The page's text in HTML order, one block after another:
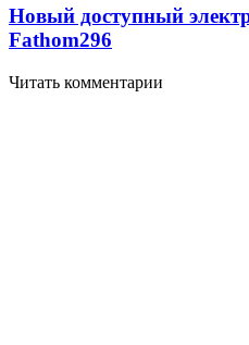
Новый доступный
Fathom296
Читать комментарии